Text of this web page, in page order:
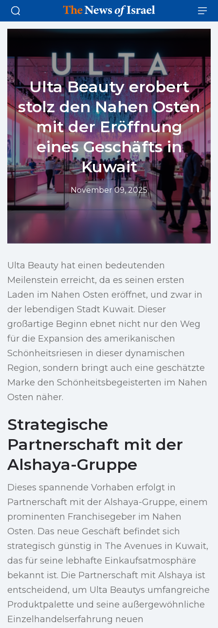
Ulta Beauty erobert
stolz den Nahen Osten
mit der Eröffnung
eines Geschäfts in
Kuwait
November 09, 2025
Ulta Beauty hat einen bedeutenden
Meilenstein erreicht, da es seinen ersten
Laden im Nahen Osten eröffnet, und zwar in
der lebendigen Stadt Kuwait. Dieser
großartige Beginn ebnet nicht nur den Weg
für die Expansion des amerikanischen
Schönheitsriesen in dieser dynamischen
Region, sondern bringt auch eine geschätzte
Marke den Schönheitsbegeisterten im Nahen
Osten näher.
Strategische
Partnerschaft mit der
Alshaya-Gruppe
Dieses spannende Vorhaben erfolgt in
Partnerschaft mit der Alshaya-Gruppe, einem
prominenten Franchisegeber im Nahen
Osten. Das neue Geschäft befindet sich
strategisch günstig in The Avenues in Kuwait,
das für seine lebhafte Einkaufsatmosphäre
bekannt ist. Die Partnerschaft mit Alshaya ist
entscheidend, um Ulta Beautys umfangreiche
Produktpalette und seine außergewöhnliche
Einzelhandelserfahrung neuen